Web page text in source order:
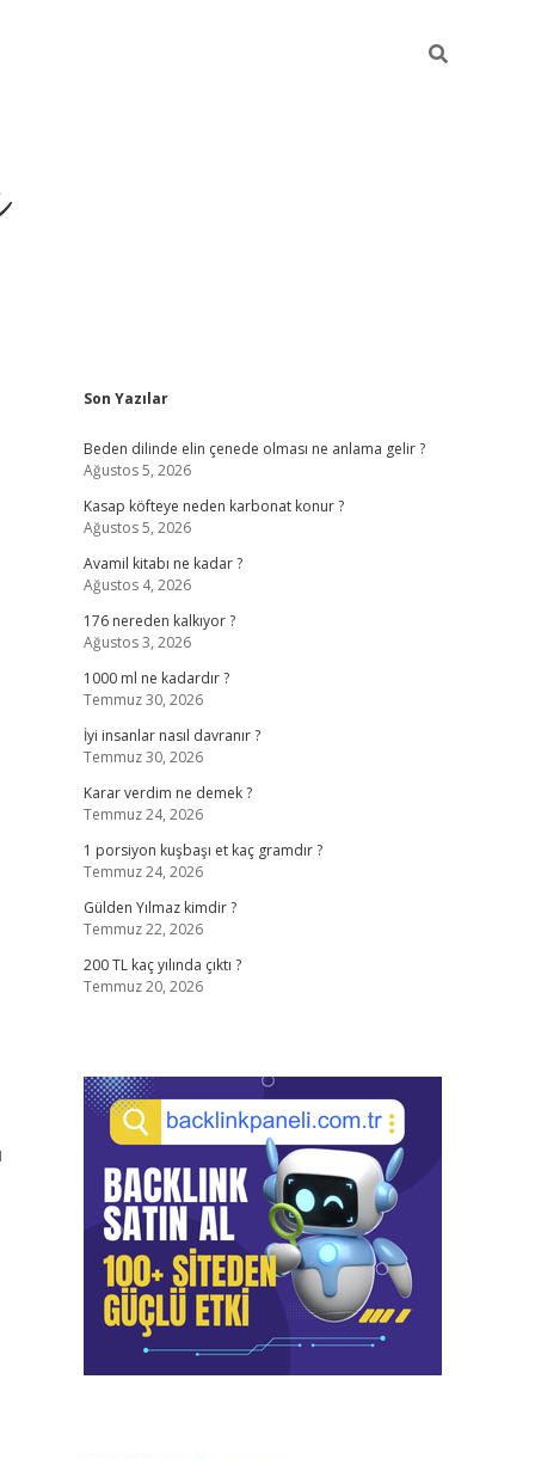
Sidebar
Son Yazılar
Beden dilinde elin çenede olması ne anlama gelir ?
Ağustos 5, 2026
Kasap köfteye neden karbonat konur ?
Ağustos 5, 2026
Avamil kitabı ne kadar ?
Ağustos 4, 2026
176 nereden kalkıyor ?
Ağustos 3, 2026
1000 ml ne kadardır ?
Temmuz 30, 2026
İyi insanlar nasıl davranır ?
Temmuz 30, 2026
Karar verdim ne demek ?
Temmuz 24, 2026
1 porsiyon kuşbaşı et kaç gramdır ?
Temmuz 24, 2026
Gülden Yılmaz kimdir ?
Temmuz 22, 2026
200 TL kaç yılında çıktı ?
Temmuz 20, 2026